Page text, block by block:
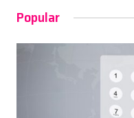
Popular